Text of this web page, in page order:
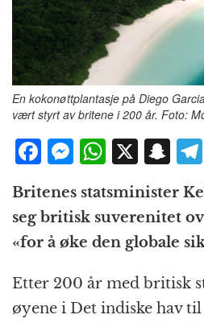
En kokonøttplantasje på Diego
vært styrt av britene i 200 år. Foto:
F
c
e
b
o
o
M
ss
e
n
g
e
W
at
s
A
p
p
X S
a
p
c
h
at
Britenes statsminister
seg britisk suverenitet
«for å øke den globale
Etter 200 år med britisk
øyene i Det indiske hav